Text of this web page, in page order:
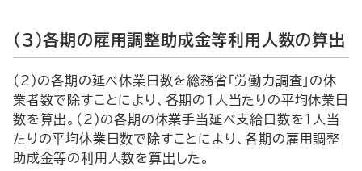
（3）各期の雇用調整助成金等利用人数の算出
(2)の各期の延べ休業日数を総務省「労働力調査」の休
業者数で除すことにより、各期の1人当たりの平均休業日
数を算出。(2)の各期の休業手当延べ支給日数を1人当
たりの平均休業日数で除すことにより、各期の雇用調整
助成金等の利用人数を算出した。